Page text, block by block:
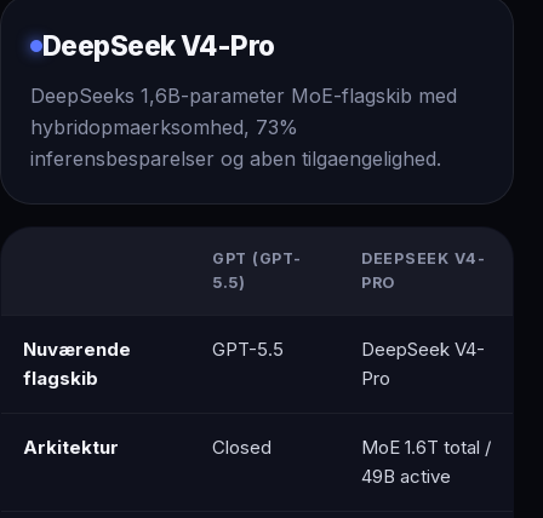
DeepSeek V4-Pro
DeepSeeks 1,6B-parameter MoE-flagskib med
hybridopmaerksomhed, 73%
inferensbesparelser og aben tilgaengelighed.
GPT (GPT-
5.5)
DEEPSEEK V4-
PRO
Nuværende
flagskib
GPT-5.5
DeepSeek V4-
Pro
Arkitektur Closed
MoE 1.6T total /
49B active